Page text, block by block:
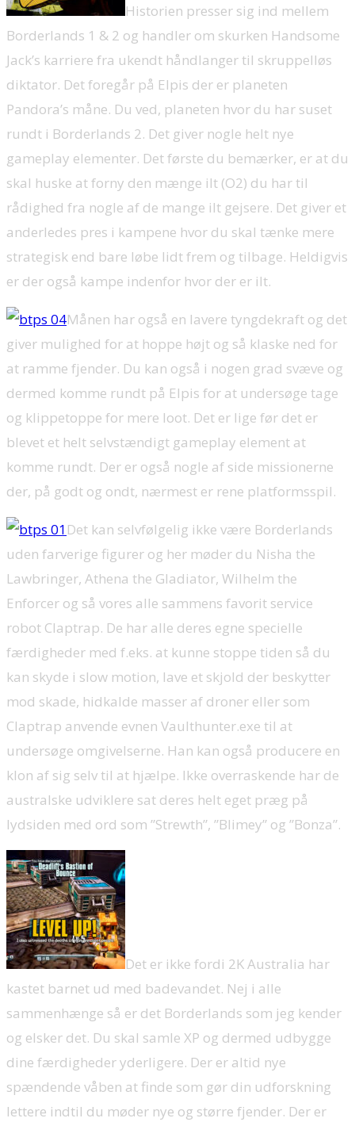
Historien presser sig ind mellem
Borderlands 1 & 2 og handler om skurken Handsome
Jack’s karriere fra ukendt håndlanger til skruppelløs
diktator. Det foregår på Elpis der er planeten
Pandora’s måne. Du ved, planeten hvor du har suset
rundt i Borderlands 2. Det giver nogle helt nye
gameplay elementer. Det første du bemærker, er at du
skal huske at forny den mænge ilt (O2) du har til
rådighed fra nogle af de mange ilt gejsere. Det giver et
anderledes pres i kampene hvor du skal tænke mere
strategisk end bare løbe lidt frem og tilbage. Heldigvis
er der også kampe indenfor hvor der er ilt.
Månen har også en lavere tyngdekraft og det
giver mulighed for at hoppe højt og så klaske ned for
at ramme fjender. Du kan også i nogen grad svæve og
dermed komme rundt på Elpis for at undersøge tage
og klippetoppe for mere loot. Det er lige før det er
blevet et helt selvstændigt gameplay element at
komme rundt. Der er også nogle af side missionerne
der, på godt og ondt, nærmest er rene platformsspil.
Det kan selvfølgelig ikke være Borderlands
uden farverige figurer og her møder du Nisha the
Lawbringer, Athena the Gladiator, Wilhelm the
Enforcer og så vores alle sammens favorit service
robot Claptrap. De har alle deres egne specielle
færdigheder med f.eks. at kunne stoppe tiden så du
kan skyde i slow motion, lave et skjold der beskytter
mod skade, hidkalde masser af droner eller som
Claptrap anvende evnen Vaulthunter.exe til at
undersøge omgivelserne. Han kan også producere en
klon af sig selv til at hjælpe. Ikke overraskende har de
australske udviklere sat deres helt eget præg på
lydsiden med ord som ”Strewth”, ”Blimey” og ”Bonza”.
Det er ikke fordi 2K Australia har
kastet barnet ud med badevandet. Nej i alle
sammenhænge så er det Borderlands som jeg kender
og elsker det. Du skal samle XP og dermed udbygge
dine færdigheder yderligere. Der er altid nye
spændende våben at finde som gør din udforskning
lettere indtil du møder nye og større fjender. Der er